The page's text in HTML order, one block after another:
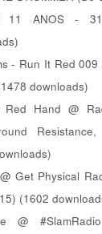
11 ANOS -
- Run It Red
downloads)
Red Hand @
Get Physical
(1602
@